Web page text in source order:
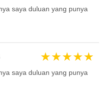
saya duluan yang punya
★★★★★
saya duluan yang punya